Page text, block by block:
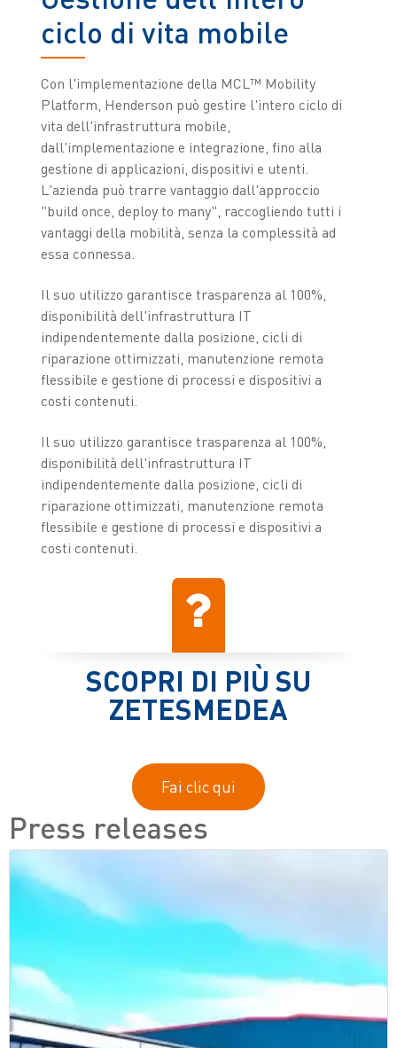
ciclo di vita mobile
Con l'implementazione della MCL™ Mobility
Platform, Henderson può gestire l'intero ciclo di
vita dell'infrastruttura mobile,
dall'implementazione e integrazione, fino alla
gestione di applicazioni, dispositivi e utenti.
L'azienda può trarre vantaggio dall'approccio
"build once, deploy to many", raccogliendo tutti i
vantaggi della mobilità, senza la complessità ad
essa connessa.
Il suo utilizzo garantisce trasparenza al 100%,
disponibilità dell'infrastruttura IT
indipendentemente dalla posizione, cicli di
riparazione ottimizzati, manutenzione remota
flessibile e gestione di processi e dispositivi a
costi contenuti.
Il suo utilizzo garantisce trasparenza al 100%,
disponibilità dell'infrastruttura IT
indipendentemente dalla posizione, cicli di
riparazione ottimizzati, manutenzione remota
flessibile e gestione di processi e dispositivi a
costi contenuti.
SCOPRI DI PIÙ SU
ZETESMEDEA
Fai clic qui
Press releases